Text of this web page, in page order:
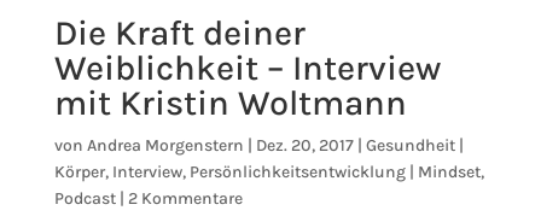
Die Kraft deiner
Weiblichkeit – Interview
mit Kristin Woltmann
von Andrea Morgenstern | Dez. 20, 2017| Gesundheit |
Körper, Interview, Persönlichkeitsentwicklung | Mindset,
Podcast| 2 Kommentare